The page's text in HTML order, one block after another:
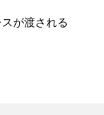
が渡される